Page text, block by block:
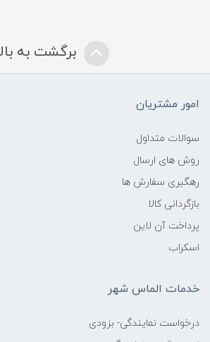
برگشت به
امور مشتریان
سوالات متداول
روش های ارسال
رهگیری سفارش ها
بازگردانی کالا
پرداخت آن لاین
اسکراب
خدمات الماس شهر
درخواست نمایندگی- بزودی